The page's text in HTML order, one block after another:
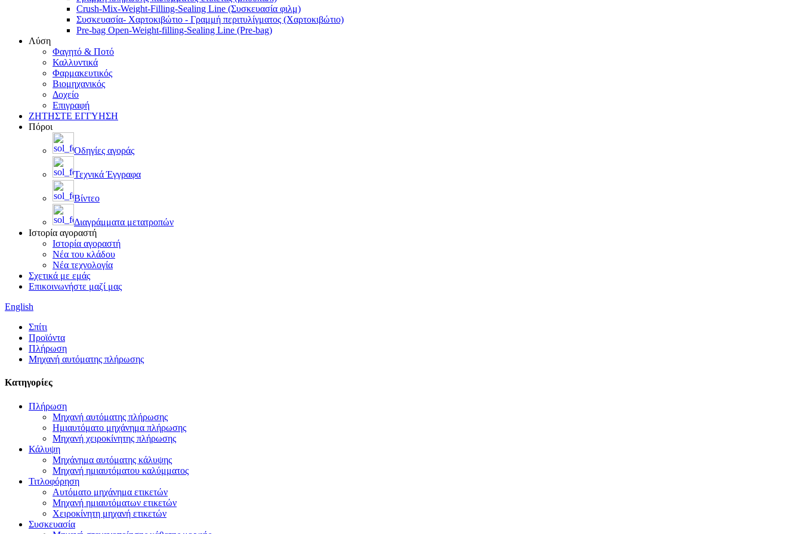
Crush-Mix-Weight-Filling-Sealing Line (Συσκευασία φιλμ)
Συσκευασία- Χαρτοκιβώτιο - Γραμμή περιτυλίγματος (Χαρτοκιβώτιο)
Pre-bag Open-Weight-filling-Sealing Line (Pre-bag)
Λύση
Φαγητό & Ποτό
Καλλυντικά
Φαρμακευτικός
Βιομηχανικός
Δοχείο
Επιγραφή
ΖΗΤΗΣΤΕ ΕΓΓΥΗΣΗ
Πόροι
Οδηγίες αγοράς
Τεχνικά Έγγραφα
Βίντεο
Διαγράμματα μετατροπών
Ιστορία αγοραστή
Ιστορία αγοραστή
Νέα του κλάδου
Νέα τεχνολογία
Σχετικά με εμάς
Επικοινωνήστε μαζί μας
English
Σπίτι
Προϊόντα
Πλήρωση
Μηχανή αυτόματης πλήρωσης
Κατηγορίες
Πλήρωση
Μηχανή αυτόματης πλήρωσης
Ημιαυτόματο μηχάνημα πλήρωσης
Μηχανή χειροκίνητης πλήρωσης
Κάλυψη
Μηχάνημα αυτόματης κάλυψης
Μηχανή ημιαυτόματου καλύμματος
Τιτλοφόρηση
Αυτόματο μηχάνημα ετικετών
Μηχανή ημιαυτόματων ετικετών
Χειροκίνητη μηχανή ετικετών
Συσκευασία